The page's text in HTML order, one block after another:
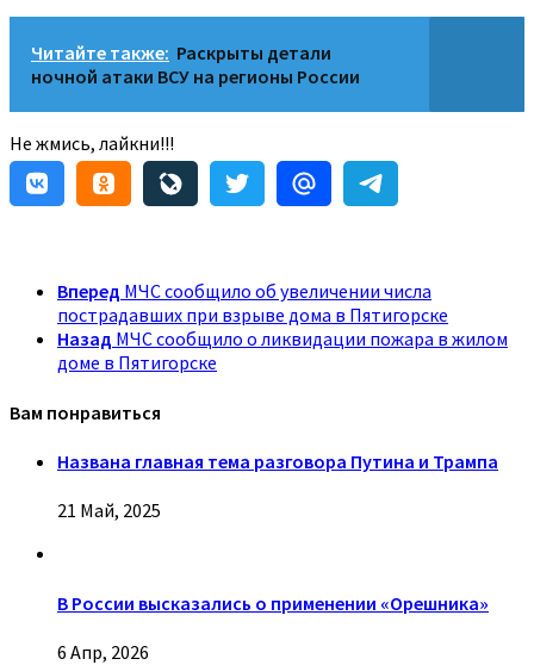
Читайте также: Раскрыты детали
ночной атаки ВСУ на регионы России
Не жмись, лайкни!!!
Вперед МЧС сообщило об увеличении числа
пострадавших при взрыве дома в Пятигорске
Назад МЧС сообщило о ликвидации пожара в жилом
доме в Пятигорске
Вам понравиться
Названа главная тема разговора Путина и Трампа
21 Май, 2025
В России высказались о применении «Орешника»
6 Апр, 2026